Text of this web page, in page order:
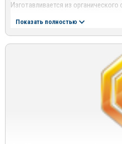
Изготавливается из органического
Дефлекторы капотаCA
самый широкий ассортимент в
оргстекло толщиной 3 мм;
форма, полностью повторяющая
специально разработанные
Показать полностью